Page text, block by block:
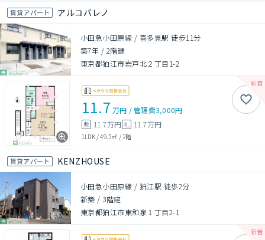
賃貸アパート アルコバレノ
小田急小田原線 / 喜多見駅 徒歩11分
築7年 / 2階建
東京都狛江市岩戸北２丁目1-2
11.7 万円 /管理費3,000円
敷 11.7万円 礼 11.7万円
1LDK/49.5㎡ /2階
賃貸アパート KENZHOUSE
小田急小田原線 / 狛江駅 徒歩2分
新築 / 3階建
東京都狛江市東和泉１丁目2-1